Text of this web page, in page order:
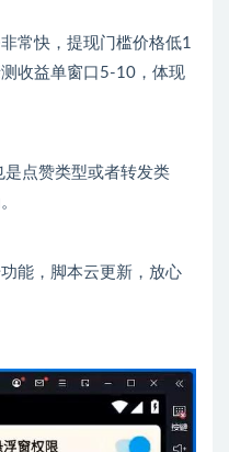
常快，提现门槛价格低1
收益单窗口5-10，体现
点赞类型或者转发类
能，脚本云更新，放心